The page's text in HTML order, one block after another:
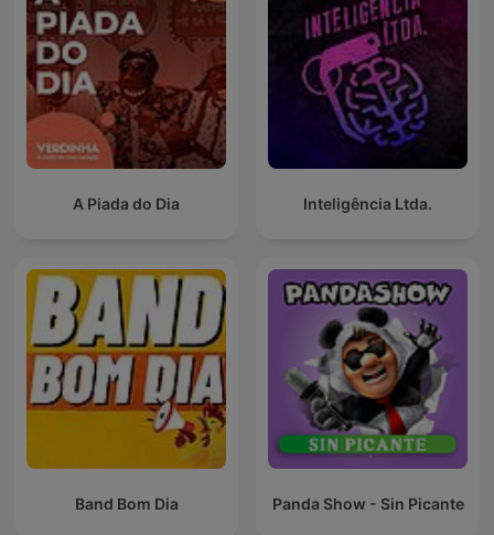
A Piada do Dia Inteligência Ltda.
Band Bom Dia Panda Show - Sin Picante